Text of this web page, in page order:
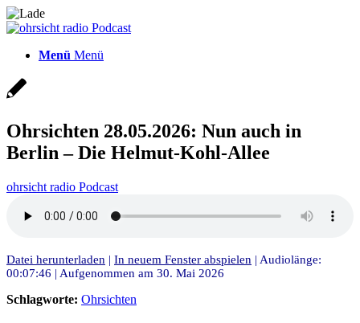
Menü Menü
Ohrsichten 28.05.2026: Nun auch in
Berlin – Die Helmut-Kohl-Allee
ohrsicht radio Podcast
Datei herunterladen | In neuem Fenster abspielen | Audiolänge:
00:07:46 | Aufgenommen am 30. Mai 2026
Schlagworte: Ohrsichten